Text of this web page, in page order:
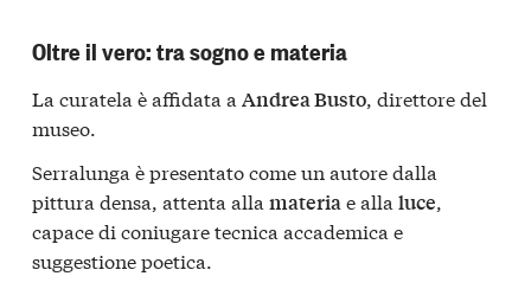
Oltre il vero: tra sogno e materia
La curatela è affidata a Andrea Busto, direttore del
museo.
Serralunga è presentato come un autore dalla
pittura densa, attenta alla materiae alla luce,
capace di coniugare tecnica accademica e
suggestione poetica.